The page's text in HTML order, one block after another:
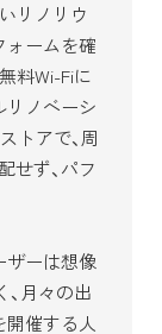
リノリウ
ォームを確
料Wi-Fiに
リノベーシ
トアで、周
せず、パフ
ザーは想像
月々の出
開催する人